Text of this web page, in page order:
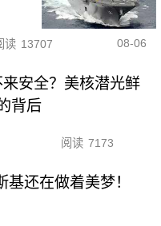
读 13707 08-06
安全？美核潜光鲜
背后
阅读 7173
基还在做着美梦！